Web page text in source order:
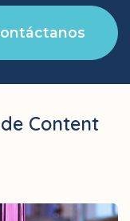
Content